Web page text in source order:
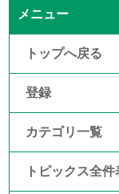
メニュー
トップへ戻る
登録
カテゴリ一覧
トピックス全件